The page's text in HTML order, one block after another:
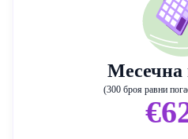
Месечна
(300 броя равни